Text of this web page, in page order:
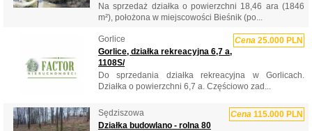
Na sprzedaż działka o powierzchni 18,46 ara (1846
m²), położona w miejscowości Bieśnik (po...
Gorlice Cena 25.000 PLN
Gorlice, działka rekreacyjna 6,7 a,
1108S/
Do sprzedania działka rekreacyjna w Gorlicach.
Działka o powierzchni 6,7 a. Częściowo zad...
Sędziszowa Cena 115.000 PLN
Działka budowlano - rolna 80